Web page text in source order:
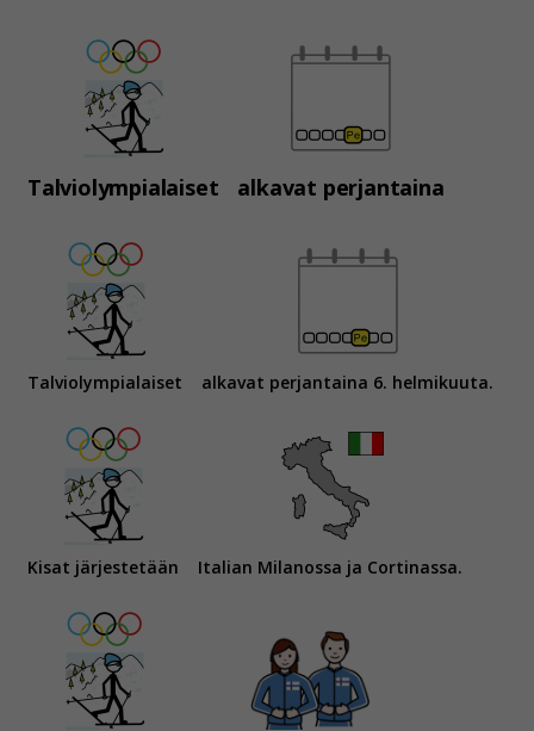
Talviolympialaiset alkavat perjantaina
Talviolympialaiset alkavat perjantaina 6. helmikuuta.
Kisat järjestetään Italian Milanossa ja Cortinassa.